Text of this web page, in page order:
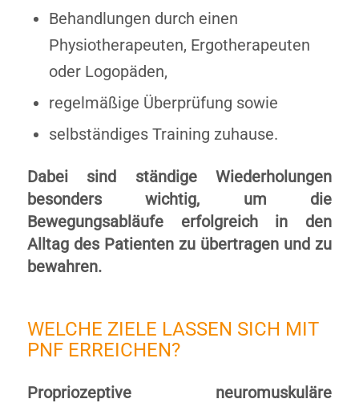
Behandlungen durch einen
Physiotherapeuten, Ergotherapeuten
oder Logopäden,
regelmäßige Überprüfung sowie
selbständiges Training zuhause.
Dabei sind ständige Wiederholungen
besonders wichtig, um die
Bewegungsabläufe erfolgreich in den
Alltag des Patienten zu übertragen und zu
bewahren.
WELCHE ZIELE LASSEN SICH MIT
PNF ERREICHEN?
Propriozeptive neuromuskuläre